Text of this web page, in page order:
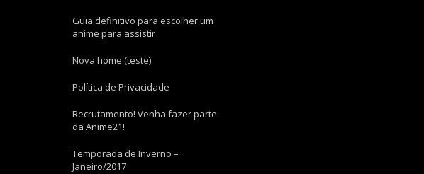
Guia definitivo para escolher um
anime para assistir
Nova home (teste)
Política de Privacidade
Recrutamento! Venha fazer parte
da Anime21!
Temporada de Inverno –
Janeiro/2017